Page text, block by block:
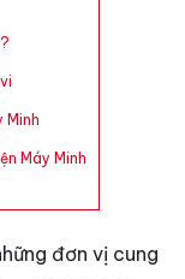
Minh
Máy Minh
đơn vị cung